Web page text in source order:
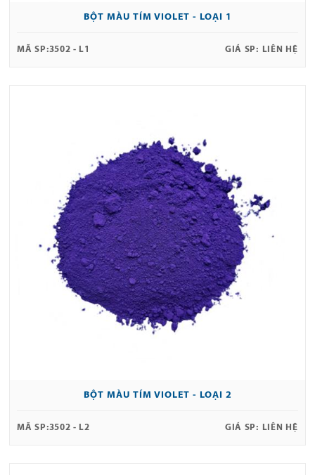
BỘT MÀU TÍM VIOLET - LOẠI 1
MÃ SP:3502 - L1 GIÁ SP: LIÊN HỆ
BỘT MÀU TÍM VIOLET - LOẠI 2
MÃ SP:3502 - L2 GIÁ SP: LIÊN HỆ